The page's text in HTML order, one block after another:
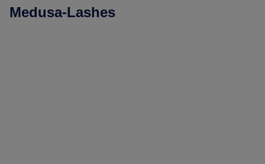
Medusa-Lashes